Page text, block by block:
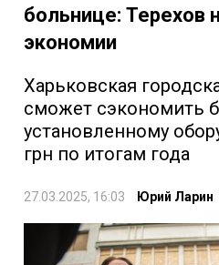
больнице: Терехов
экономии
Харьковская
сможет сэкономить
установленному
грн по итогам года
27.03.2025, 16:03 Юрий Ларин